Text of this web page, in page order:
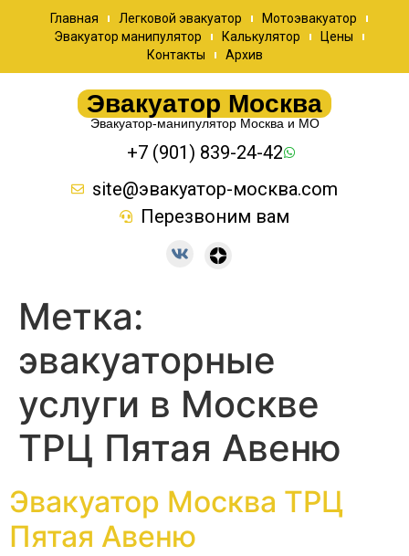
Главная Легковой эвакуатор
Мотоэвакуатор
Эвакуатор манипулятор
Калькулятор
Цены
Контакты
Архив
Эвакуатор Москва
Эвакуатор-манипулятор Москва и МО
+7 (901) 839-24-42
site@эвакуатор-москва.com
Перезвоним вам
Метка:
эвакуаторные
услуги в Москве
ТРЦ Пятая Авеню
Эвакуатор Москва ТРЦ
Пятая Авеню